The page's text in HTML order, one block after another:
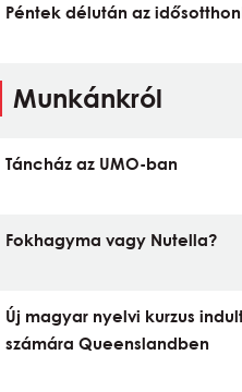
Péntek délután az
Munkánkról
Táncház az UMO-ban
Fokhagyma vagy Nutella?
Új magyar nyelvi kurzus
számára Queenslandben